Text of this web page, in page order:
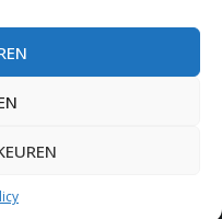
van
Dordrecht